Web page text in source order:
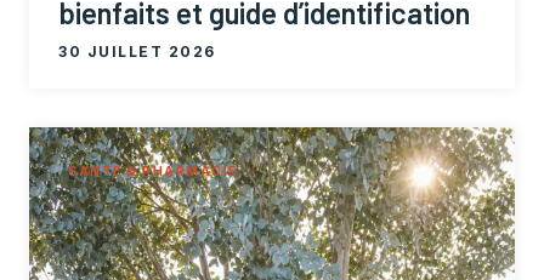
bienfaits et guide d’identification
30 JUILLET 2026
SANTÉ & PHARMACIE